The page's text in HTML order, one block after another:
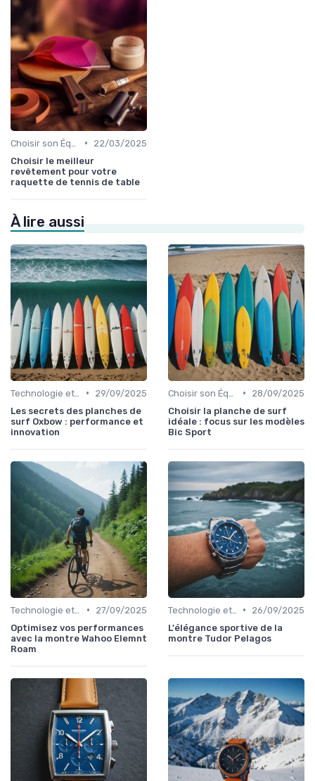
•
22/03/2025
Choisir le meilleur
revêtement pour votre
raquette de tennis de table
À lire aussi
•
29/09/2025
Les secrets des planches de
surf Oxbow : performance et
innovation
•
28/09/2025
Choisir la planche de surf
idéale : focus sur les modèles
Bic Sport
•
27/09/2025
Optimisez vos performances
avec la montre Wahoo Elemnt
Roam
•
26/09/2025
L'élégance sportive de la
montre Tudor Pelagos